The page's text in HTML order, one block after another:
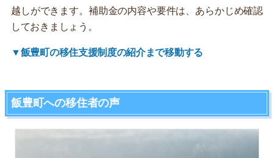
越しができます。補助金の内容や要件は、あらかじめ確認
しておきましょう。
▼飯豊町の移住支援制度の紹介まで移動する
飯豊町への移住者の声